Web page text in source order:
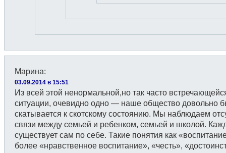
Марина:
03.09.2014 в 15:51
Из всей этой ненормальной,но так часто
ситуации, очевидно одно — наше общество довольно
скатывается к скотскому состоянию. Мы наблюдаем
связи между семьей и ребенком, семьей и школой.
существует сам по себе. Такие понятия как
более «нравственное воспитание», «честь»,